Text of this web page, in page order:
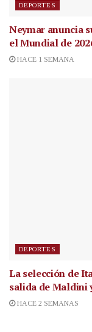
DEPORTES
Neymar anuncia
el Mundial de
HACE 1 SEMANA
DEPORTES
La selección de
salida de Maldini
HACE 2 SEMANAS